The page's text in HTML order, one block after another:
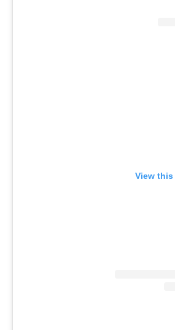
View